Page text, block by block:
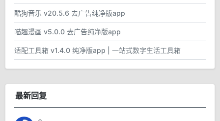
酷狗音乐 v20.5.6 去广告纯净版app
喵趣漫画 v5.0.0 去广告纯净版app
适配工具箱 v1.4.0 纯净版app | 一站式数字生活工具箱
最新回复